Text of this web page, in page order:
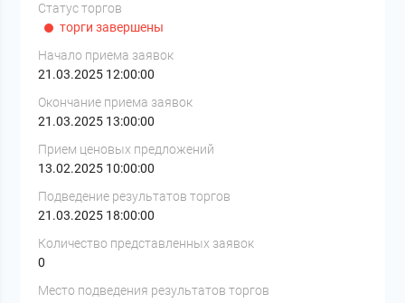
Статус торгов
торги завершены
Начало приема заявок
21.03.2025 12:00:00
Окончание приема заявок
21.03.2025 13:00:00
Прием ценовых предложений
13.02.2025 10:00:00
Подведение результатов торгов
21.03.2025 18:00:00
Количество представленных заявок
0
Место подведения результатов торгов